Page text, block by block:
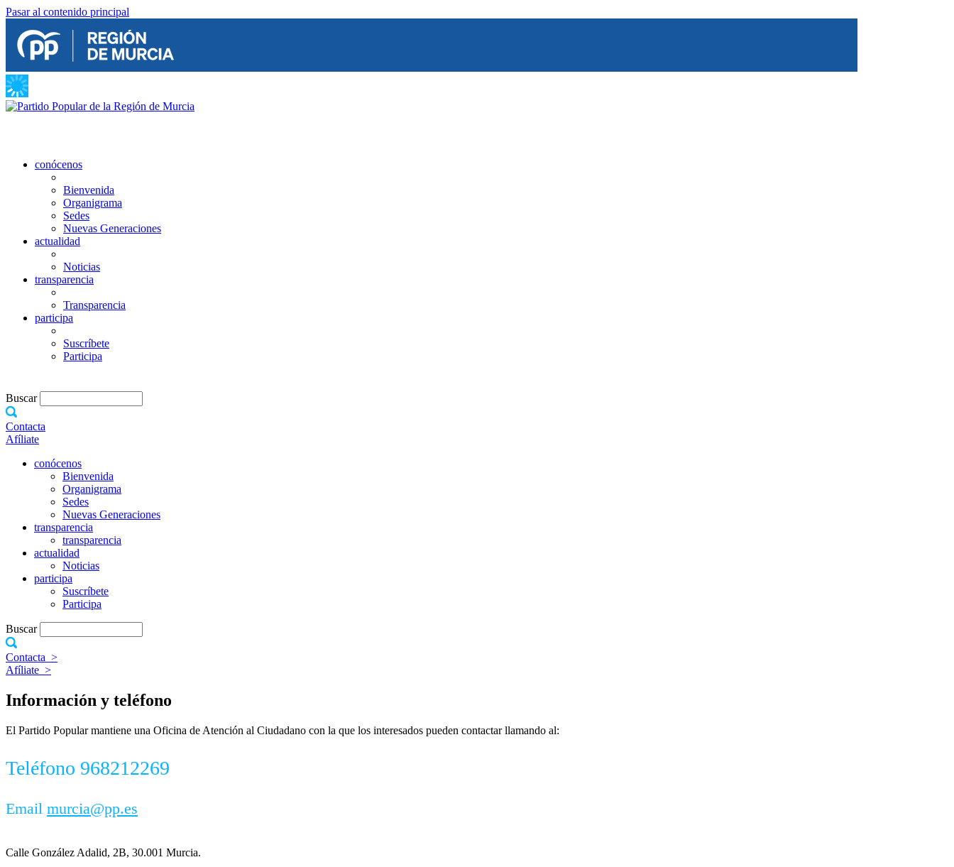
Pasar al contenido principal
conócenos
Bienvenida
Organigrama
Sedes
Nuevas Generaciones
actualidad
Noticias
transparencia
Transparencia
participa
Suscríbete
Participa
Buscar
Contacta
Afíliate
conócenos
Bienvenida
Organigrama
Sedes
Nuevas Generaciones
transparencia
transparencia
actualidad
Noticias
participa
Suscríbete
Participa
Buscar
Contacta >
Afíliate >
Información y teléfono
El Partido Popular mantiene una Oficina de Atención al Ciudadano con la que los interesados pueden contactar llamando al:
Teléfono 968212269
Email murcia@pp.es
Calle González Adalid, 2B, 30.001 Murcia.